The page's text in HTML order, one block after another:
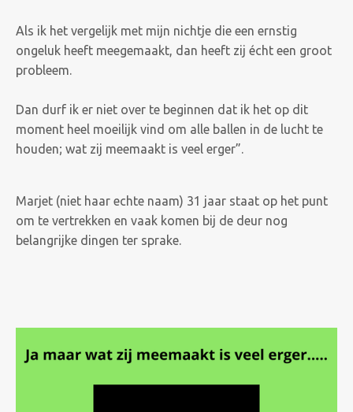
Als ik het vergelijk met mijn nichtje die een ernstig
ongeluk heeft meegemaakt, dan heeft zij écht een groot
probleem.
Dan durf ik er niet over te beginnen dat ik het op dit
moment heel moeilijk vind om alle ballen in de lucht te
houden; wat zij meemaakt is veel erger”.
Marjet (niet haar echte naam) 31 jaar staat op het punt
om te vertrekken en vaak komen bij de deur nog
belangrijke dingen ter sprake.